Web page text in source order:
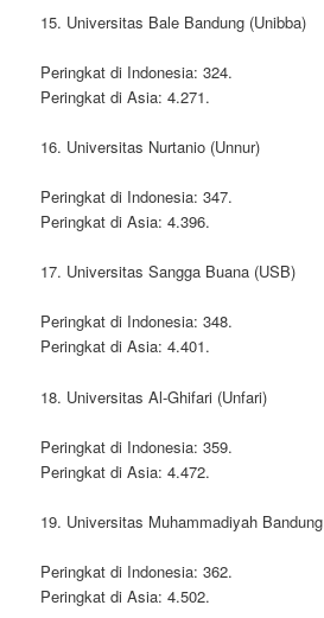
15. Universitas Bale Bandung (Unibba)
Peringkat di Indonesia: 324.
Peringkat di Asia: 4.271.
16. Universitas Nurtanio (Unnur)
Peringkat di Indonesia: 347.
Peringkat di Asia: 4.396.
17. Universitas Sangga Buana (USB)
Peringkat di Indonesia: 348.
Peringkat di Asia: 4.401.
18. Universitas Al-Ghifari (Unfari)
Peringkat di Indonesia: 359.
Peringkat di Asia: 4.472.
19. Universitas Muhammadiyah Bandung
Peringkat di Indonesia: 362.
Peringkat di Asia: 4.502.